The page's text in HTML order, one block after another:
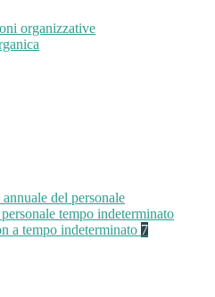
organizzative
del personale
tempo indeterminato
a tempo indeterminato 7